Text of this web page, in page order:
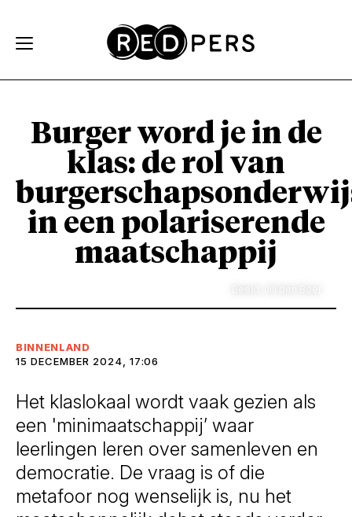
Burger word je in de
klas: de rol van
in een polariserende
maatschappij
BINNENLAND
15 DECEMBER 2024, 17:06
Het klaslokaal wordt vaak gezien als
een 'minimaatschappij’ waar
leerlingen leren over samenleven en
democratie. De vraag is of die
metafoor nog wenselijk is, nu het